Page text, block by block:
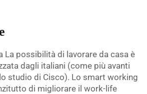
La possibilità di lavorare da casa è
dagli italiani (come più avanti
studio di Cisco). Lo smart working
di migliorare il work-life